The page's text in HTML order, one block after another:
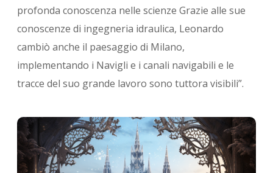
profonda conoscenza nelle scienze Grazie alle sue
conoscenze di ingegneria idraulica, Leonardo
cambiò anche il paesaggio di Milano,
implementando i Navigli e i canali navigabili e le
tracce del suo grande lavoro sono tuttora visibili”.